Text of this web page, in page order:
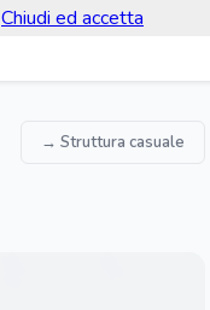
→ Struttura casuale
Chiudi ed accetta